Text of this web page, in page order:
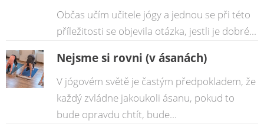
Občas učím učitele jógy a jednou se při této
příležitosti se objevila otázka, jestli je dobré...
Nejsme si rovni (v ásanách)
V jógovém světě je častým předpokladem, že
každý zvládne jakoukoli ásanu, pokud to
bude opravdu chtít, bude...